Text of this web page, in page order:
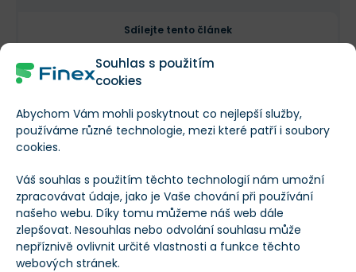
Souhlas s použitím
cookies
Abychom Vám mohli poskytnout co nejlepší služby,
používáme různé technologie, mezi které patří i soubory
cookies.
Váš souhlas s použitím těchto technologií nám umožní
zpracovávat údaje, jako je Vaše chování při používání
našeho webu. Díky tomu můžeme náš web dále
zlepšovat. Nesouhlas nebo odvolání souhlasu může
nepříznivě ovlivnit určité vlastnosti a funkce těchto
webových stránek.
Sdílejte tento článek
Sdílet
Další Indexy, které by vás mohly zajímat
Index Dow Jones Defense –
Hodnota, graf, vývoj indexu